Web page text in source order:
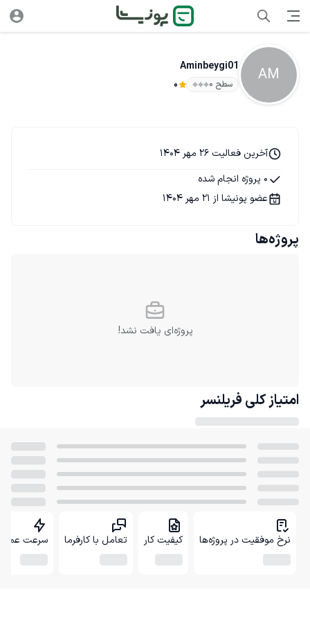
AM
Aminbeygi01
سطح ۰ 0
آخرین فعالیت 26 مهر 1404
0 پروژه انجام شده
عضو پونیشا از 21 مهر 1404
پروژه‌ها
پروژه‌ای یافت نشد!
امتیاز کلی فریلنسر
نرخ موفقیت در پروژه‌ها کیفیت کار تعامل با کارفرما سرعت عمل